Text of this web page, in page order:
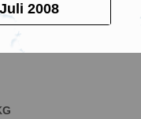
Juli 2008